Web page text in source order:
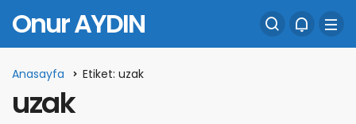
Onur AYDIN
Anasayfa Etiket: uzak
uzak